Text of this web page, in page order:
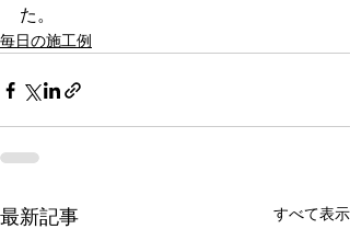
た。
毎日の施工例
最新記事 すべて表示